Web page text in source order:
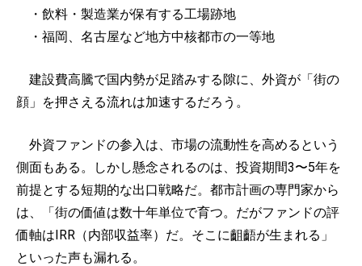
・飲料・製造業が保有する工場跡地
・福岡、名古屋など地方中核都市の一等地
建設費高騰で国内勢が足踏みする隙に、外資が「街の
顔」を押さえる流れは加速するだろう。
外資ファンドの参入は、市場の流動性を高めるという
側面もある。しかし懸念されるのは、投資期間3〜5年を
前提とする短期的な出口戦略だ。都市計画の専門家から
は、「街の価値は数十年単位で育つ。だがファンドの評
価軸はIRR（内部収益率）だ。そこに齟齬が生まれる」
といった声も漏れる。